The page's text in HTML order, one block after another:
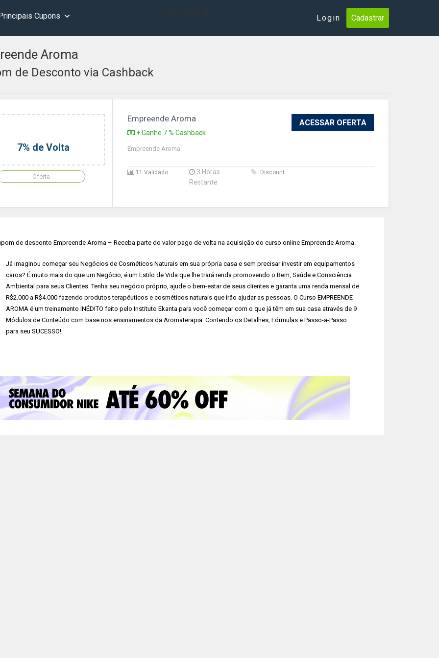
Cupons Login Cadastrar
Aroma
de Desconto via Cashback
7% de Volta
Oferta
Empreende Aroma
+ Ganhe 7 % Cashback
ACESSAR OFERTA
Empreende Aroma
11 Validado
3 Horas
Restante
Discount
de desconto Empreende Aroma – Receba parte do valor pago de volta na aquisição do curso online Empreende Aroma.
Já imaginou começar seu Negócios de Cosméticos Naturais em sua própria casa e sem precisar investir em equipamentos
caros? É muito mais do que um Negócio, é um Estilo de Vida que lhe trará renda promovendo o Bem, Saúde e Consciência
Ambiental para seus Clientes. Tenha seu negócio próprio, ajude o bem-estar de seus clientes e garanta uma renda mensal de
R$2.000 a R$4.000 fazendo produtos terapêuticos e cosméticos naturais que irão ajudar as pessoas. O Curso EMPREENDE
AROMA é um treinamento INÉDITO feito pelo Instituto Ekanta para você começar com o que já têm em sua casa através de 9
Módulos de Conteúdo com base nos ensinamentos da Aromaterapia. Contendo os Detalhes, Fórmulas e Passo-a-Passo
para seu SUCESSO!